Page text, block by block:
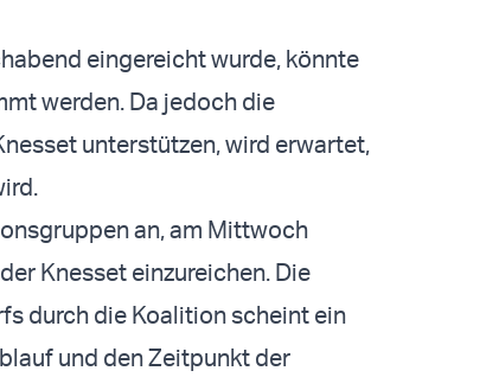
eingereicht wurde, könnte
werden. Da jedoch die
unterstützen, wird erwartet,
an, am Mittwoch
Knesset einzureichen. Die
durch die Koalition scheint ein
und den Zeitpunkt der